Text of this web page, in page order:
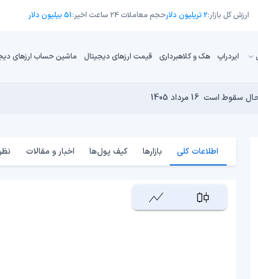
ارزش کل بازار:2 تریلیون دلار حجم معاملات 24 ساعت اخیر: 51 بیلیون دلار
ایردراپ هک و کلاهبرداری قیمت ارزهای دیجیتال ماشین حساب ارزهای
16 مرداد 1405 15 مرداد 1405
به پایان رسیده است؟ 14 مرداد 1405
اطلاعات کلی بازارها کیف پول‌ها اخبار و مقالات